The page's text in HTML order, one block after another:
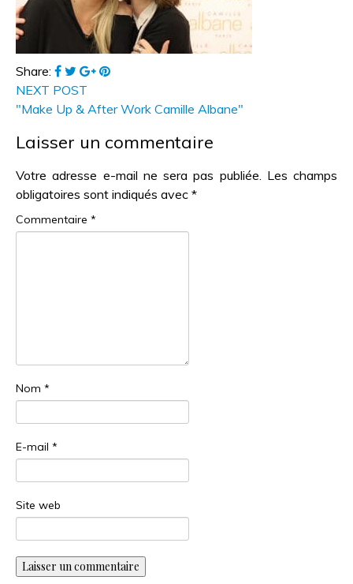
Share:
NEXT POST
"Make Up & After Work Camille Albane"
Laisser un commentaire
Votre adresse e-mail ne sera pas publiée. Les champs
obligatoires sont indiqués avec *
Commentaire *
Nom *
E-mail *
Site web